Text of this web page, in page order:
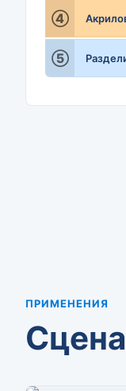
④
⑤
ПРИМЕНЕНИЯ